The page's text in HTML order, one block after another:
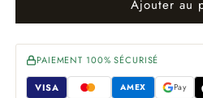
Ajouter au
PAIEMENT 100% SÉCURISÉ
VISA AMEX Pay